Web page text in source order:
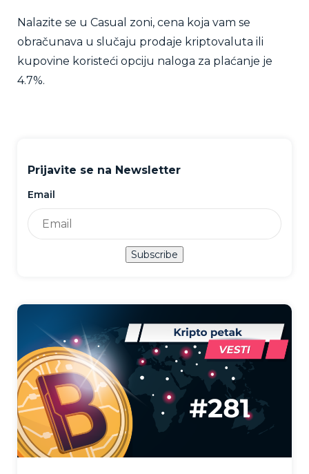
Nalazite se u Casual zoni, cena koja vam se
obračunava u slučaju prodaje kriptovaluta ili
kupovine koristeći opciju naloga za plaćanje je
4.7%.
Prijavite se na Newsletter
Email
Subscribe